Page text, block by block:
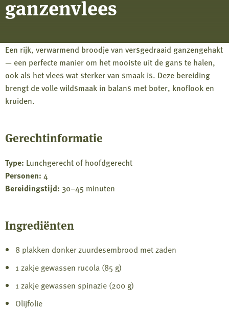
ganzenvlees
Een rijk, verwarmend broodje van versgedraaid ganzengehakt
— een perfecte manier om het mooiste uit de gans te halen,
ook als het vlees wat sterker van smaak is. Deze bereiding
brengt de volle wildsmaak in balans met boter, knoflook en
kruiden.
Gerechtinformatie
Type: Lunchgerecht of hoofdgerecht
Personen: 4
Bereidingstijd: 30–45 minuten
Ingrediënten
8 plakken donker zuurdesembrood met zaden
1 zakje gewassen rucola (85 g)
1 zakje gewassen spinazie (200 g)
Olijfolie